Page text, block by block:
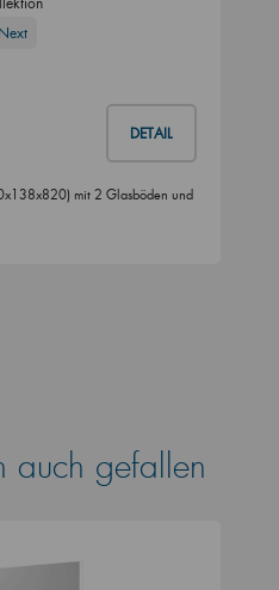
Next
DETAIL
mit 2 Glasböden und
auch gefallen